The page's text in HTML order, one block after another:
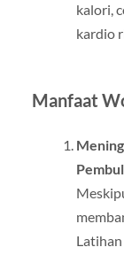
kalori,
kardio
Manfaat